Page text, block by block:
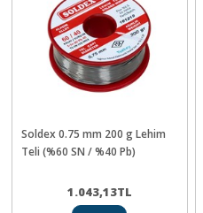
Soldex 0.75 mm 200 g Lehim
Teli (%60 SN / %40 Pb)
1.043,13TL